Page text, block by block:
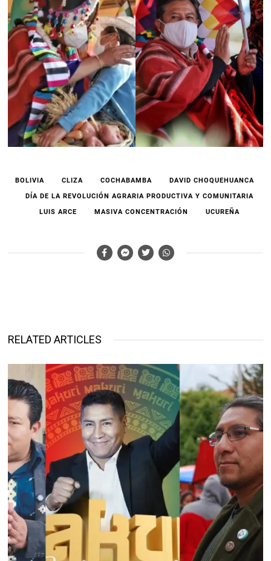
BOLIVIA CLIZA COCHABAMBA
DAVID CHOQUEHUANCA
DÍA DE LA REVOLUCIÓN AGRARIA PRODUCTIVA Y COMUNITARIA
LUIS ARCE
MASIVA CONCENTRACIÓN UCUREÑA
RELATED ARTICLES